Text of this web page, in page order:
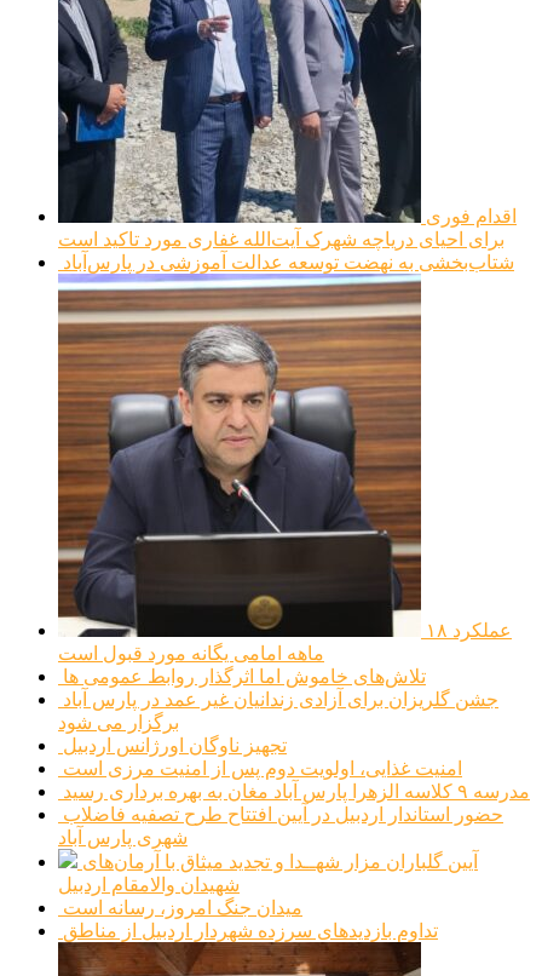
برای احیای دریاچه شهرک آیت‌الله غفاری مورد تاکید است
شتاب‌بخشی به نهضت توسعه عدالت آموزشی در پارس‌آباد
ماهه امامی یگانه مورد قبول است
تلاش‌های خاموش اما اثرگذار روابط عمومی ها
برگزار می شود
تجهیز ناوگان اورژانس اردبیل
امنیت غذایی، اولویت دوم پس از امنیت مرزی است
مدرسه ۹ کلاسه الزهرا پارس آباد مغان به بهره برداری رسید
شهری پارس آباد
شهیدان والامقام اردبیل
میدان جنگ امروز، رسانه است
تداوم بازدیدهای سرزده شهردار اردبیل از مناطق